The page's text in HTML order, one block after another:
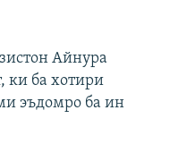
Айнура
ки ба хотири
эъдомро ба ин